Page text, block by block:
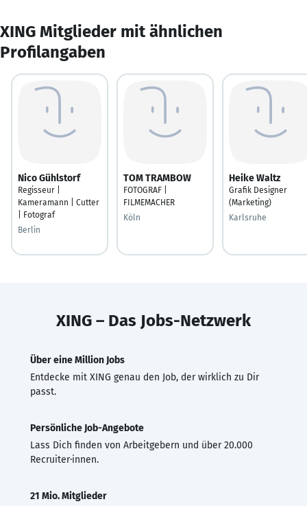
XING Mitglieder mit ähnlichen
Profilangaben
Nico Gühlstorf
Regisseur |
Kameramann | Cutter
| Fotograf
Berlin
TOM TRAMBOW
FOTOGRAF |
FILMEMACHER
Köln
Heike Waltz
Grafik Designer
(Marketing)
Karlsruhe
XING – Das Jobs-Netzwerk
Über eine Million Jobs
Entdecke mit XING genau den Job, der wirklich zu Dir
passt.
Persönliche Job-Angebote
Lass Dich finden von Arbeitgebern und über 20.000
Recruiter·innen.
21 Mio. Mitglieder